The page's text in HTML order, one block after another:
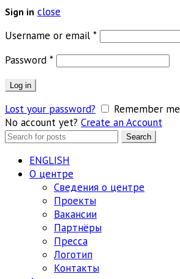
Sign in close
Username or email *Обязательно
Password *Обязательно
Log in
Lost your password?
Remember me
No account yet? Create an Account
Search
Search
ENGLISH
О центре
Сведения о центре
Проекты
Вакансии
Партнёры
Пресса
Логотип
Контакты